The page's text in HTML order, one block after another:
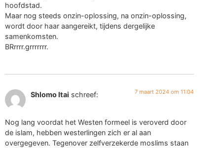
hoofdstad.
Maar nog steeds onzin-oplossing, na onzin-oplossing,
wordt door haar aangereikt, tijdens dergelijke
samenkomsten.
BRrrrr.grrrrrrr.
Shlomo Itai schreef: 7 maart 2024 om 11:04
Nog lang voordat het Westen formeel is veroverd door
de islam, hebben westerlingen zich er al aan
overgegeven. Tegenover zelfverzekerde moslims staan